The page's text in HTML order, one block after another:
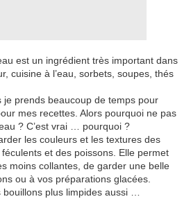
est un ingrédient très important dans
cuisine à l’eau, sorbets, soupes, thés
je prends beaucoup de temps pour
mes recettes. Alors pourquoi ne pas
? C’est vrai … pourquoi ?
les couleurs et les textures des
et des poissons. Elle permet
moins collantes, de garder une belle
ou à vos préparations glacées.
bouillons plus limpides aussi …